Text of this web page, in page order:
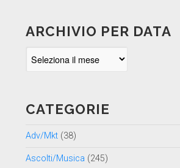
ARCHIVIO PER DATA
CATEGORIE
Adv/Mkt(38)
Ascolti/Musica (245)